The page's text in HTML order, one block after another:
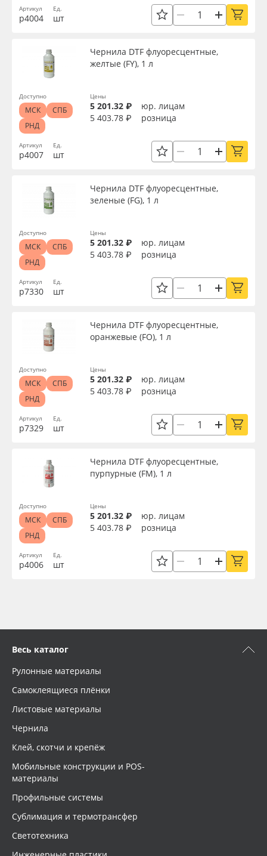
Артикул
р4004
Ед.
шт
Артикул
р4007
Чернила DTF флуоресцентные,
желтые (FY), 1 л
Ед.
шт
Цены
5 201.32 ₽
юр. лицам
5 403.78 ₽
розница
Доступно
МСК
СПБ
РНД
Артикул
р7330
Чернила DTF флуоресцентные,
зеленые (FG), 1 л
Ед.
шт
Цены
5 201.32 ₽
юр. лицам
5 403.78 ₽
розница
Доступно
МСК
СПБ
РНД
Артикул
р7329
Чернила DTF флуоресцентные,
оранжевые (FO), 1 л
Ед.
шт
Цены
5 201.32 ₽
юр. лицам
5 403.78 ₽
розница
Доступно
МСК
СПБ
РНД
Артикул
р4006
Чернила DTF флуоресцентные,
пурпурные (FM), 1 л
Ед.
шт
Цены
5 201.32 ₽
юр. лицам
5 403.78 ₽
розница
Доступно
МСК
СПБ
РНД
Весь каталог
Рулонные материалы
Самоклеящиеся плёнки
Листовые материалы
Чернила
Клей, скотчи и крепёж
Мобильные конструкции и POS-
материалы
Профильные системы
Сублимация и термотрансфер
Светотехника